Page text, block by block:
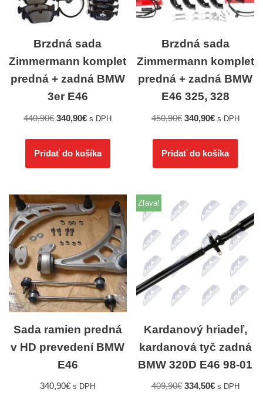
Brzdná sada
Zimmermann komplet
predná + zadná BMW
3er E46
440,90€ 340,90€ s DPH
Pridať do košíka
Brzdná sada
Zimmermann komplet
predná + zadná BMW
E46 325, 328
450,90€ 340,90€ s DPH
Pridať do košíka
Sada ramien predná
v HD prevedení BMW
E46
340,90€ s DPH
Zľava!
Kardanový hriadeľ,
kardanová tyč zadná
BMW 320D E46 98-01
409,90€ 334,50€ s DPH